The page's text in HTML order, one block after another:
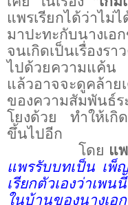
แพรเรียกได้ว่าไม่
มาปะทะกับนางเ
จนเกิดเป็นเรื่องร
ไปด้วยความแค้น
แล้วอาจจะดูคล้า
ของความสัมพันธ์ร
โยงด้วย ทำให้เกิด
ขึ้นไปอีก
โดย แ
แพรรับบทเป็น เพ็
เรียกตัวเองว่าเ
ในบ้านของนางเอ